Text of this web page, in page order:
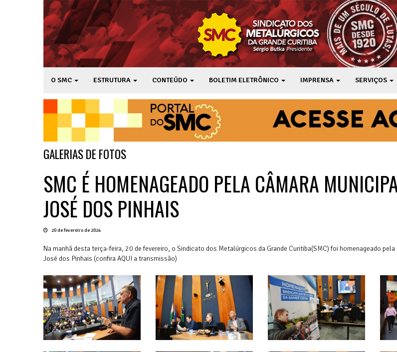
O SMC ESTRUTURA CONTEÚDO BOLETIM ELETRÔNICO IMPRENSA SERVIÇOS
GALERIAS DE FOTOS
SMC É HOMENAGEADO PELA CÂMARA
JOSÉ DOS PINHAIS
20 de fevereiro de 2024
Na manhã desta terça-feira, 20 de fevereiro, o Sindicato dos Metalúrgicos da Grande Curitiba(SMC) foi homenageado pela
José dos Pinhais (confira AQUI a transmissão)